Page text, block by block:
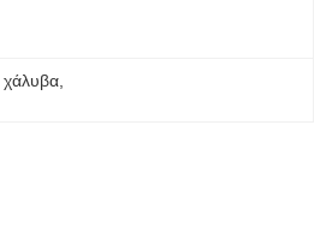
χάλυβα,